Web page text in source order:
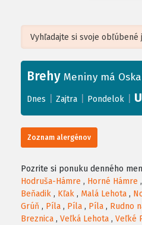
+
−
Leaflet| ©OpenStreetMap, Tiles
Brehy Meniny má
Dnes Zajtra Pondelok
Zoznam alergénov
Pozrite si ponuku denného
Hodruša-Hámre , Horné Hámre ,
Beňadik , Kľak , Malá Lehota ,
Grúň , Píla , Píla , Píla , Rudno
Breznica , Veľká Lehota , Veľké